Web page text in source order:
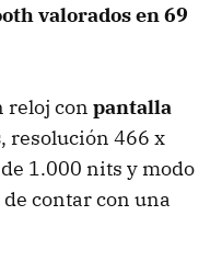
valorados en 69
reloj con pantalla
, resolución 466 x
1.000 nits y modo
contar con una